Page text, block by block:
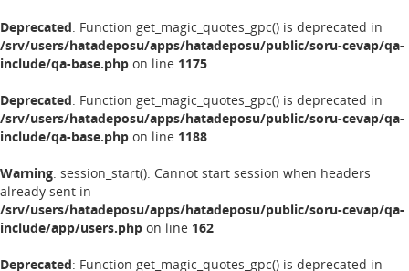
Deprecated: Function get_magic_quotes_gpc() is deprecated in
/srv/users/hatadeposu/apps/hatadeposu/public/soru-cevap/qa-
include/qa-base.php on line 1175
Deprecated: Function get_magic_quotes_gpc() is deprecated in
/srv/users/hatadeposu/apps/hatadeposu/public/soru-cevap/qa-
include/qa-base.php on line 1188
Warning: session_start(): Cannot start session when headers
already sent in
/srv/users/hatadeposu/apps/hatadeposu/public/soru-cevap/qa-
include/app/users.php on line 162
Deprecated: Function get_magic_quotes_gpc() is deprecated in